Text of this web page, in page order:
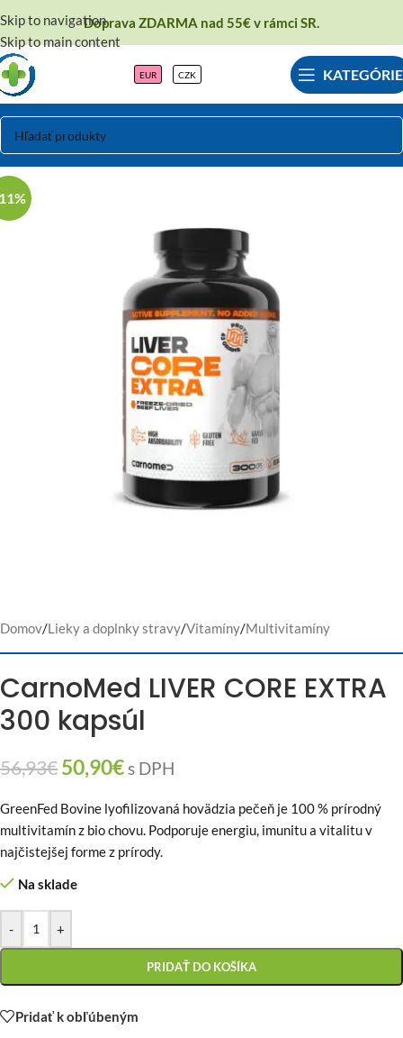
Skip to navigation
Skip to main content
Doprava ZDARMA nad 55€ v rámci SR.
EUR CZK KATEGÓRIE
Domov/Lieky a doplnky stravy/Vitamíny/Multivitamíny
CarnoMed LIVER CORE EXTRA
300 kapsúl
56,93€ 50,90€s DPH
GreenFed Bovine lyofilizovaná hovädzia pečeň je 100 % prírodný
multivitamín z bio chovu. Podporuje energiu, imunitu a vitalitu v
najčistejšej forme z prírody.
Na sklade
- +
PRIDAŤ DO KOŠÍKA
Pridať k obľúbeným